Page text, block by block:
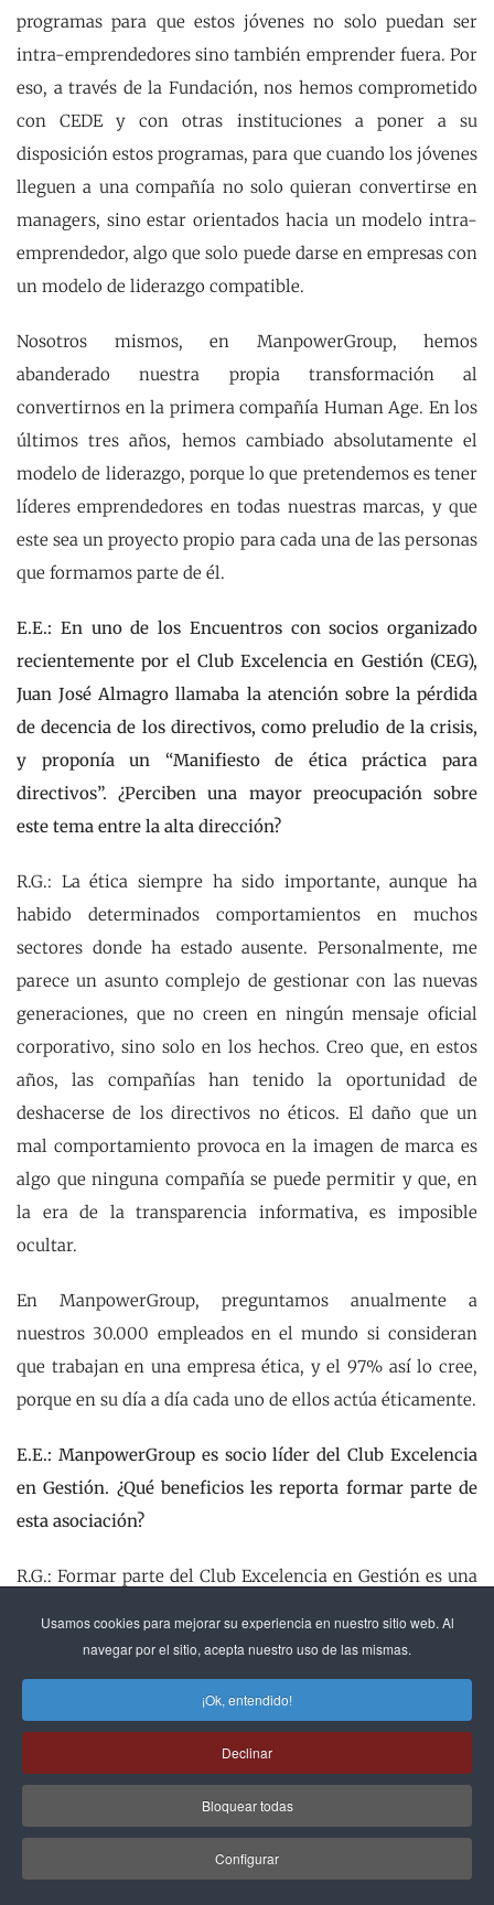
Usamos cookies para mejorar su experiencia en nuestro sitio web. Al
navegar por el sitio, acepta nuestro uso de las mismas.
¡Ok, entendido!
Declinar
Bloquear todas
Configurar
programas para que estos jóvenes no solo puedan ser
intra-emprendedores sino también emprender fuera. Por
eso, a través de la Fundación, nos hemos comprometido
con CEDE y con otras instituciones a poner a su
disposición estos programas, para que cuando los jóvenes
lleguen a una compañía no solo quieran convertirse en
managers, sino estar orientados hacia un modelo intra-
emprendedor, algo que solo puede darse en empresas con
un modelo de liderazgo compatible.
Nosotros mismos, en ManpowerGroup, hemos
abanderado nuestra propia transformación al
convertirnos en la primera compañía Human Age. En los
últimos tres años, hemos cambiado absolutamente el
modelo de liderazgo, porque lo que pretendemos es tener
líderes emprendedores en todas nuestras marcas, y que
este sea un proyecto propio para cada una de las personas
que formamos parte de él.
E.E.: En uno de los Encuentros con socios organizado
recientemente por el Club Excelencia en Gestión (CEG),
Juan José Almagro llamaba la atención sobre la pérdida
de decencia de los directivos, como preludio de la crisis,
y proponía un “Manifiesto de ética práctica para
directivos”. ¿Perciben una mayor preocupación sobre
este tema entre la alta dirección?
R.G.: La ética siempre ha sido importante, aunque ha
habido determinados comportamientos en muchos
sectores donde ha estado ausente. Personalmente, me
parece un asunto complejo de gestionar con las nuevas
generaciones, que no creen en ningún mensaje oficial
corporativo, sino solo en los hechos. Creo que, en estos
años, las compañías han tenido la oportunidad de
deshacerse de los directivos no éticos. El daño que un
mal comportamiento provoca en la imagen de marca es
algo que ninguna compañía se puede permitir y que, en
la era de la transparencia informativa, es imposible
ocultar.
En ManpowerGroup, preguntamos anualmente a
nuestros 30.000 empleados en el mundo si consideran
que trabajan en una empresa ética, y el 97% así lo cree,
porque en su día a día cada uno de ellos actúa éticamente.
E.E.: ManpowerGroup es socio líder del Club Excelencia
en Gestión. ¿Qué beneficios les reporta formar parte de
esta asociación?
R.G.: Formar parte del Club Excelencia en Gestión es una
tener acceso a las últimas novedades, tendencias y
herramientas en temas de gestión excelente de las
organizaciones. Otra de las ventajas es su capacidad de
networking, poder trabajar conjuntamente con expertos
y equipos multidisciplinares con un conocimiento
profundo en la materia, generar sinergias y compartir
experiencias con empresas líderes en esta área y poder
seguir aprendiendo y mejorando día a día.